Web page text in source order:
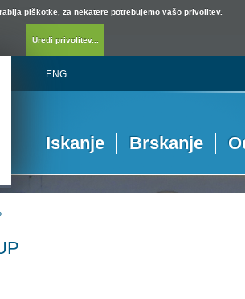
piškotke, za nekatere potrebujemo vašo privolitev.
Uredi privolitev...
ENG
Iskanje Brskanje